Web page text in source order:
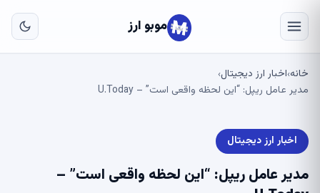
موبو ارز
خانه›اخبار ارز دیجیتال›
مدیر عامل ریپل: “این لحظه واقعی است” – U.Today
اخبار ارز دیجیتال
مدیر عامل ریپل: “این لحظه واقعی است” –